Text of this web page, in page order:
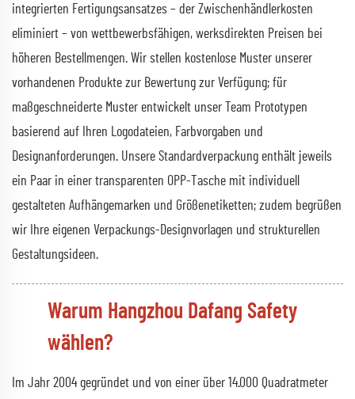
integrierten Fertigungsansatzes – der Zwischenhändlerkosten
eliminiert – von wettbewerbsfähigen, werksdirekten Preisen bei
höheren Bestellmengen. Wir stellen kostenlose Muster unserer
vorhandenen Produkte zur Bewertung zur Verfügung; für
maßgeschneiderte Muster entwickelt unser Team Prototypen
basierend auf Ihren Logodateien, Farbvorgaben und
Designanforderungen. Unsere Standardverpackung enthält jeweils
ein Paar in einer transparenten OPP-Tasche mit individuell
gestalteten Aufhängemarken und Größenetiketten; zudem begrüßen
wir Ihre eigenen Verpackungs-Designvorlagen und strukturellen
Gestaltungsideen.
Warum Hangzhou Dafang Safety
wählen?
Im Jahr 2004 gegründet und von einer über 14.000 Quadratmeter